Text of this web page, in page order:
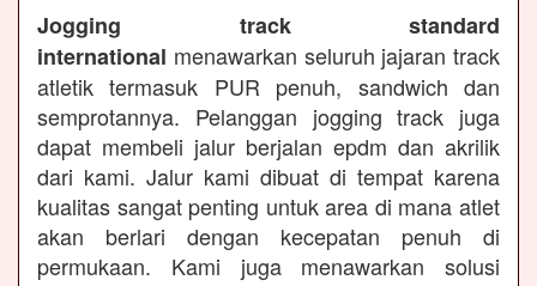
Jogging track standard
international menawarkan seluruh jajaran track
atletik termasuk PUR penuh, sandwich dan
semprotannya. Pelanggan jogging track juga
dapat membeli jalur berjalan epdm dan akrilik
dari kami. Jalur kami dibuat di tempat karena
kualitas sangat penting untuk area di mana atlet
akan berlari dengan kecepatan penuh di
permukaan. Kami juga menawarkan solusi